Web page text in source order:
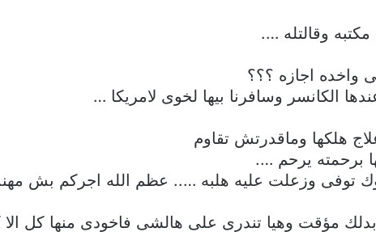
وقالتله ….
واخده اجازه ؟؟؟
الكانسر وسافرنا بيها لخوى لامريكا …
هلكها وماقدرتش تقاوم
برحمته يرحم ….
توفى وزعلت عليه هلبه ….. عظم الله اجركم بش
وهيا تندرى على هالشى فاخودى منها كل الا